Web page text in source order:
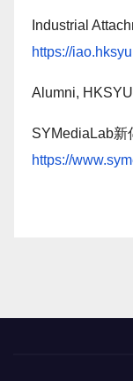
Industrial
https://
Alumni,
SYMediaLab新
https://